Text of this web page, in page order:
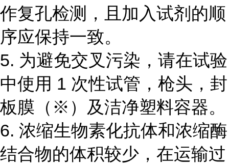
作复孔检测，且加入试剂的顺
序应保持一致。
5. 为避免交叉污染，请在试验
中使用 1 次性试管，枪头，封
板膜（ ※ ）及洁净塑料容器。
6. 浓缩生物素化抗体和浓缩酶
结合物的体积较少，在运输过